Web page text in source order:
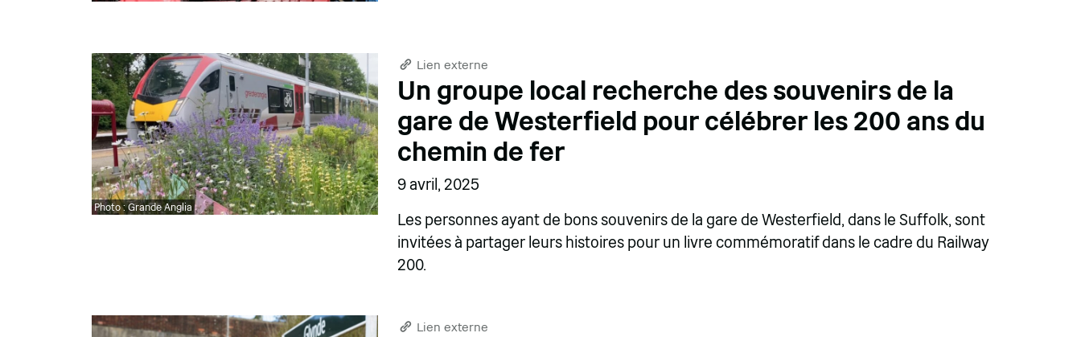
Photo : Grande Anglia
Lien externe
Un groupe local recherche des souvenirs de la
gare de Westerfield pour célébrer les 200 ans du
chemin de fer
9 avril, 2025
Les personnes ayant de bons souvenirs de la gare de Westerfield, dans le Suffolk, sont
invitées à partager leurs histoires pour un livre commémoratif dans le cadre du Railway
200.
Lien externe